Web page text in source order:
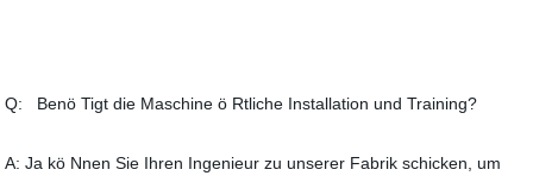
Q: Benö Tigt die Maschine ö Rtliche Installation und Training?
A: Ja kö Nnen Sie Ihren Ingenieur zu unserer Fabrik schicken, um